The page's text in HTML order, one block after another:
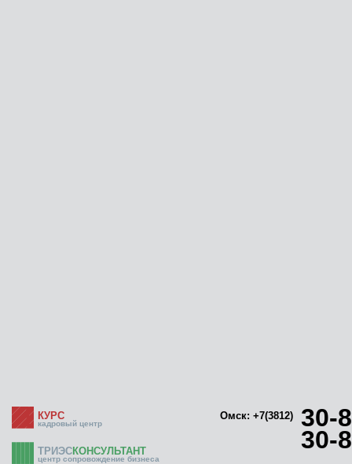
КУРС
кадровый центр
Омск: +7(3812) 30-
30-
ТРИЭСКОНСУЛЬТАНТ
центр сопровождение бизнеса